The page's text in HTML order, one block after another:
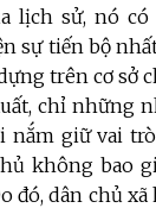
lịch sử, nó
sự tiến bộ
trên cơ sở
chỉ những
nắm giữ vai
không bao
đó, dân chủ